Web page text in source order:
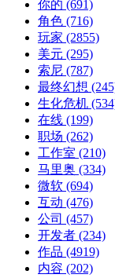
你的 (691)
角色 (716)
玩家 (2855)
美元 (295)
索尼 (787)
最终幻想
生化危机
在线 (199)
职场 (262)
工作室 (210)
马里奥 (334)
微软 (694)
互动 (476)
公司 (457)
开发者 (234)
作品 (4919)
内容 (202)